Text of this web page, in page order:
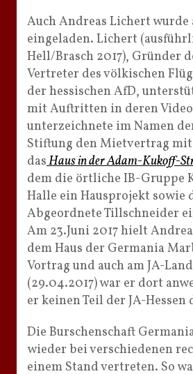
Auch Andreas Lichert wurde
eingeladen. Lichert
Hell/Brasch 2017), Gründer
Vertreter des völkischen
der hessischen AfD,
mit Auftritten in deren
unterzeichnete im Namen
Stiftung den Mietvertrag
dasHaus in der Adam-Kukoff-
dem die örtliche IB-Gruppe
Halle ein Hausprojekt sowie
Abgeordnete Tillschneider
Am 23.Juni 2017 hielt
dem Haus der Germania
Vortrag und auch am JA-
(29.04.2017) war er dort
er keinen Teil der JA-
Die Burschenschaft
wieder bei verschiedenen
einem Stand vertreten. So